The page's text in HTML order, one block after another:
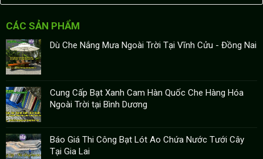
CÁC SẢN PHẨM
Dù Che Nắng Mưa Ngoài Trời Tại Vĩnh Cửu - Đồng Nai
Cung Cấp Bạt Xanh Cam Hàn Quốc Che Hàng Hóa
Ngoài Trời tại Bình Dương
Báo Giá Thi Công Bạt Lót Ao Chứa Nước Tưới Cây
Tại Gia Lai